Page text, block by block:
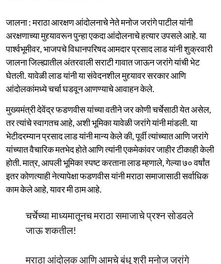
जालना : मराठा आरक्षण आंदोलनाचे नेते मनोज जरांगे पाटील यांनी
अरक्षणाच्या मुद्द्यावरून पुन्हा एकदा आंदोलनाचे हत्यार उपसले आहे. या
पार्श्वभूमीवर, भाजपचे विधानपरिषद आमदार प्रसाद लाड यांनी शुक्रवारी
जालना जिल्ह्यातील अंतरवाली सराटी गावात जाऊन जरांगे यांची भेट
घेतली. यावेळी लाड यांनी या संवेदनशील मुद्द्यावर सरकार आणि
आंदोलकांमध्ये चर्चा घडवून आणण्याचे आवाहन केले.
मुख्यमंत्री देवेंद्र फडणवीस यांच्या वतीने जर कोणी चर्चेसाठी येत असेल,
तर त्यांचे स्वागतच आहे, अशी भूमिका यावेळी जरांगे यांनी मांडली. या
भेटीदरम्यान प्रसाद लाड यांनी मान्य केले की, पूर्वी त्यांच्यात आणि जरांगे
यांच्यात वैचारिक मतभेद होते आणि त्यांनी एकमेकांवर जाहीर टीकाही केली
होती. मात्र, आपली भूमिका स्पष्ट करताना लाड म्हणाले, गेल्या ७० वर्षांत
इतर कोणत्याही नेत्यापेक्षा फडणवीस यांनी मराठा समाजासाठी सर्वाधिक
काम केले आहे, यावर मी ठाम आहे.
चर्चेच्या माध्यमातूनच मराठा समाजाचे प्रश्न सोडवले
जाऊ शकतील!
मराठा आंदोलक आणि आमचे बंधू श्री मनोज जरांगे